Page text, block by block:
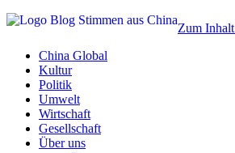
Zum
China Global
Kultur
Politik
Umwelt
Wirtschaft
Gesellschaft
Über uns